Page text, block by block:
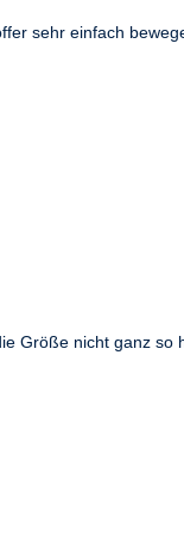
sehr einfach
Größe nicht ganz so